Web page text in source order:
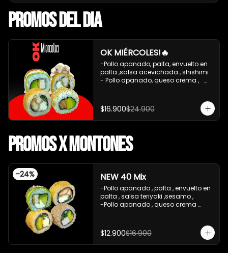
PROMOS DEL DIA
OK MIÉRCOLES!🔥
-Pollo apanado, palta, envuelto en
palta ,salsa acevichada , shishimi
- Pollo apanado, queso crema ,
-  Pollo apanado , queso crema ,
cebollin, apanado en panko
-Salmon ,palta , envuelto en
-Incluye 2 palitos 2 salsa de soya 1
salsa teriyaki ,
  Promoción sin cambios ni sujeto a
descuentos
**Imagen referencial**
$16.900$24.900
Promos x Montones
-24% NEW 40 Mix
-Pollo apanado , palta , envuelto en
palta , salsa teriyaki ,sesamo ,
-Pollo apanado , queso crema
apanado en panko .
-Kanikama , palta , cebollin ,
envuelto en sesamo.
$12.900$16.900